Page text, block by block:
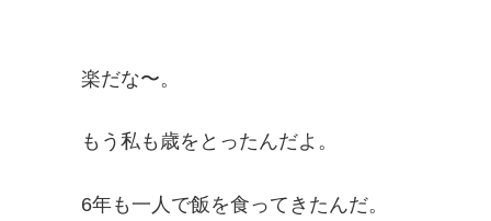
楽だな〜。
もう私も歳をとったんだよ。
6年も一人で飯を食ってきたんだ。